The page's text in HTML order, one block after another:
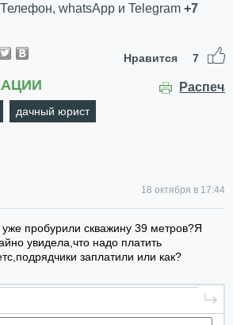
whatsApp и Telegram +7
Нравится 7
дачный юрист
18 октября в 17:44
пробурили скважину 39 метров?Я
увидела,что надо платить
заплатили или как?